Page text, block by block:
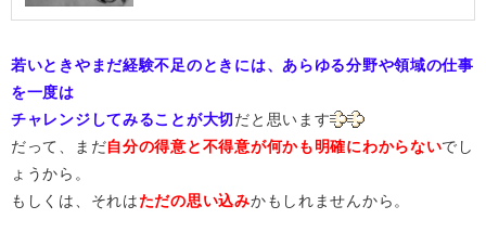
若いときやまだ経験不足のときには、あらゆる分野や領域の仕事
を一度は
チャレンジしてみることが大切だと思います
だって、まだ自分の得意と不得意が何かも明確にわからないでし
ょうから。
もしくは、それはただの思い込みかもしれませんから。